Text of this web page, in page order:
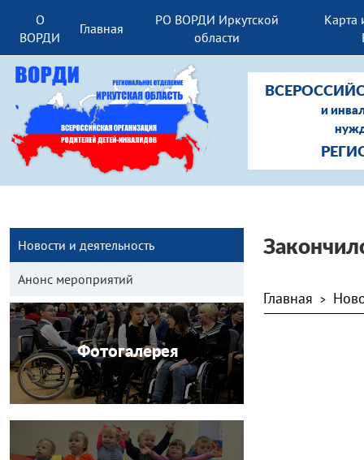
О
ВОРДИ
Главная
РО ВОРДИ Иркутской
области
Карта
и
Новости и деятельность
Анонс мероприятий
Фотогалерея
Главная >